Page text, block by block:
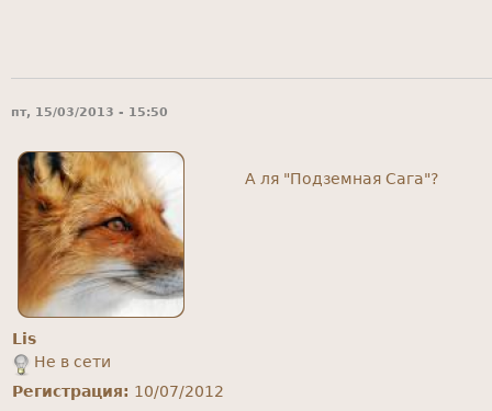
пт, 15/03/2013 - 15:50
Lis
Не в сети
Регистрация: 10/07/2012
А ля "Подземная Сага"?